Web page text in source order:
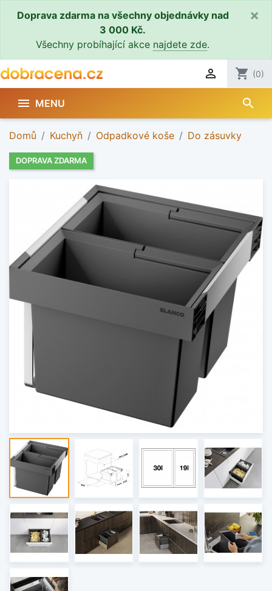
Doprava zdarma na všechny objednávky nad
3 000 Kč.
Všechny probíhající akce najdete zde.
×
 shopping_cart (0)
 MENU search
Domů Kuchyň Odpadkové koše Do zásuvky
DOPRAVA ZDARMA